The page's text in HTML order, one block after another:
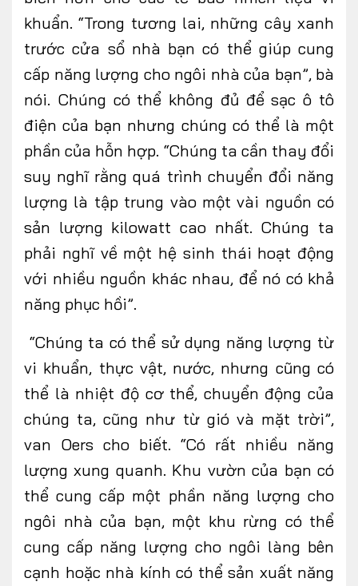
khuẩn. “Trong tương lai, những cây xanh
trước cửa sổ nhà bạn có thể giúp cung
cấp năng lượng cho ngôi nhà của bạn”, bà
nói. Chúng có thể không đủ để sạc ô tô
điện của bạn nhưng chúng có thể là một
phần của hỗn hợp. “Chúng ta cần thay đổi
suy nghĩ rằng quá trình chuyển đổi năng
lượng là tập trung vào một vài nguồn có
sản lượng kilowatt cao nhất. Chúng ta
phải nghĩ về một hệ sinh thái hoạt động
với nhiều nguồn khác nhau, để nó có khả
năng phục hồi”.
“Chúng ta có thể sử dụng năng lượng từ
vi khuẩn, thực vật, nước, nhưng cũng có
thể là nhiệt độ cơ thể, chuyển động của
chúng ta, cũng như từ gió và mặt trời”,
van Oers cho biết. “Có rất nhiều năng
lượng xung quanh. Khu vườn của bạn có
thể cung cấp một phần năng lượng cho
ngôi nhà của bạn, một khu rừng có thể
cung cấp năng lượng cho ngôi làng bên
cạnh hoặc nhà kính có thể sản xuất năng